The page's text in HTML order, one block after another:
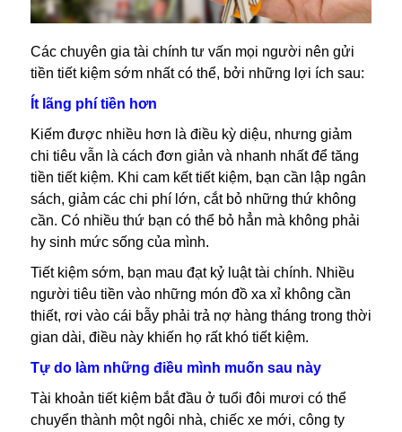
Các chuyên gia tài chính tư vấn mọi người nên gửi
tiền tiết kiệm sớm nhất có thể, bởi những lợi ích sau:
Ít lãng phí tiền hơn
Kiếm được nhiều hơn là điều kỳ diệu, nhưng giảm
chi tiêu vẫn là cách đơn giản và nhanh nhất để tăng
tiền tiết kiệm. Khi cam kết tiết kiệm, bạn cần lập ngân
sách, giảm các chi phí lớn, cắt bỏ những thứ không
cần. Có nhiều thứ bạn có thể bỏ hẳn mà không phải
hy sinh mức sống của mình.
Tiết kiệm sớm, bạn mau đạt kỷ luật tài chính. Nhiều
người tiêu tiền vào những món đồ xa xỉ không cần
thiết, rơi vào cái bẫy phải trả nợ hàng tháng trong thời
gian dài, điều này khiến họ rất khó tiết kiệm.
Tự do làm những điều mình muốn sau này
Tài khoản tiết kiệm bắt đầu ở tuổi đôi mươi có thể
chuyển thành một ngôi nhà, chiếc xe mới, công ty